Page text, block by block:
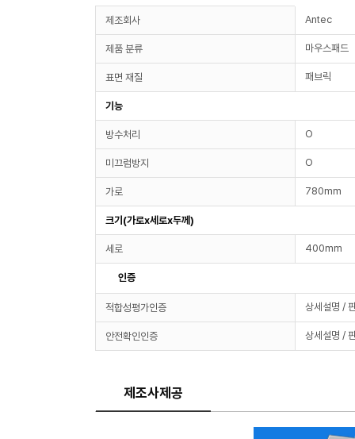
제조회사 Antec
제품 분류 마우스패드
표면 재질 패브릭
기능
방수처리 O
미끄럼방지 O
가로 780mm
크기(가로x세로x두께)
세로 400mm
인증
적합성평가인증 상세설명 /
안전확인인증 상세설명 /
제조사제공